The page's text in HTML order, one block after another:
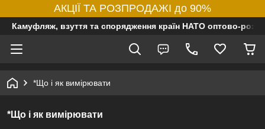
АКЦІЇ ТА РОЗПРОДАЖІ до 90%
Камуфляж, взуття та спорядження країн НАТО оптово-
*Що і як вимірювати
*Що і як вимірювати